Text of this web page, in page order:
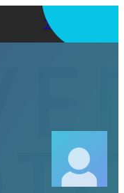
アプリを使う